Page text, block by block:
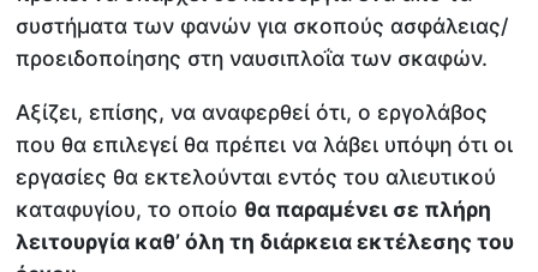
συστήματα των φανών για σκοπούς ασφάλειας/
προειδοποίησης στη ναυσιπλοΐα των σκαφών.
Αξίζει, επίσης, να αναφερθεί ότι, ο εργολάβος
που θα επιλεγεί θα πρέπει να λάβει υπόψη ότι οι
εργασίες θα εκτελούνται εντός του αλιευτικού
καταφυγίου, το οποίο θα παραμένει σε πλήρη
λειτουργία καθ’ όλη τη διάρκεια εκτέλεσης του